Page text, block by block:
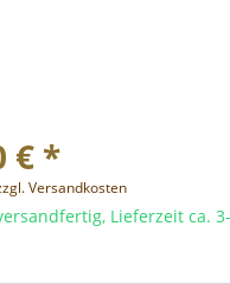
€ *
Versandkosten
Lieferzeit ca.